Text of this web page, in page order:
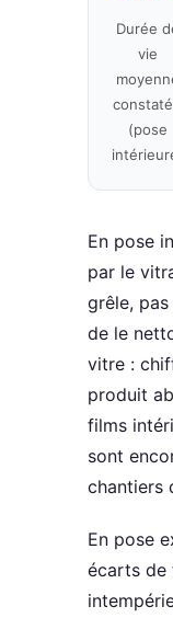
Durée
vie
(pose
En pose
par le
grêle,
de le
vitre :
produit
films
sont
chantiers
En pose
écarts de